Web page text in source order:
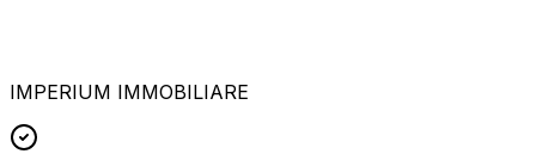
IMPERIUM IMMOBILIARE